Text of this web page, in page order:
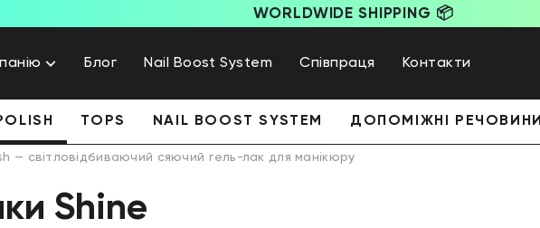
WORLDWIDE SHIPPING 📦
Блог Nail Boost System Співпраця Контакти
TOPS NAIL BOOST SYSTEM ДОПОМІЖНІ РЕЧОВИНИ
— світловідбиваючий сяючий гель-лак для манікюру
Shine